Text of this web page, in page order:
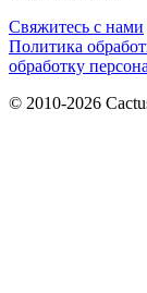
Свяжитесь с нами
Политика
обработку
© 2010-2026